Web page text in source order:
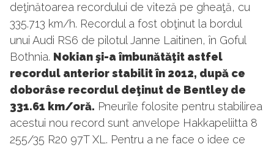
deţinătoarea recordului de viteză pe gheaţă, cu
335.713 km/h. Recordul a fost obţinut la bordul
unui Audi RS6 de pilotul Janne Laitinen, în Goful
Bothnia. Nokian şi-a îmbunătăţit astfel
recordul anterior stabilit în 2012, după ce
doborâse recordul deţinut de Bentley de
331.61 km/oră. Pneurile folosite pentru stabilirea
acestui nou record sunt anvelope Hakkapeliitta 8
255/35 R20 97T XL. Pentru a ne face o idee ce